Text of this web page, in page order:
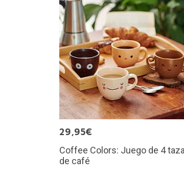
29,95€
Coffee Colors: Juego de 4
de café